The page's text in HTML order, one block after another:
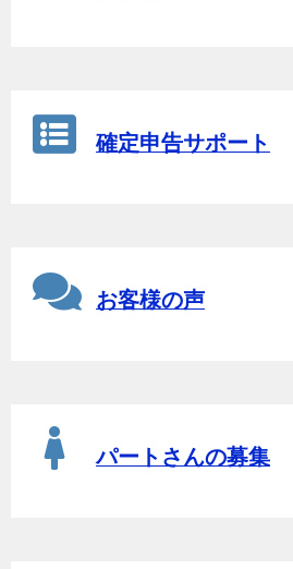
確定申告サポート
お客様の声
パートさんの募集